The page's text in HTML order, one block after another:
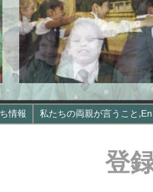
情報 私たちの両親が言うこと,en
登